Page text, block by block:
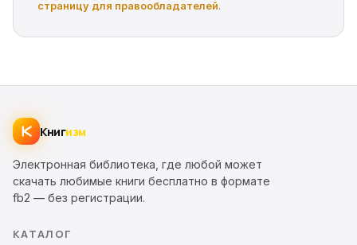
страницу для правообладателей.
Книгизм
Электронная библиотека, где любой может
скачать любимые книги бесплатно в формате
fb2 — без регистрации.
КАТАЛОГ